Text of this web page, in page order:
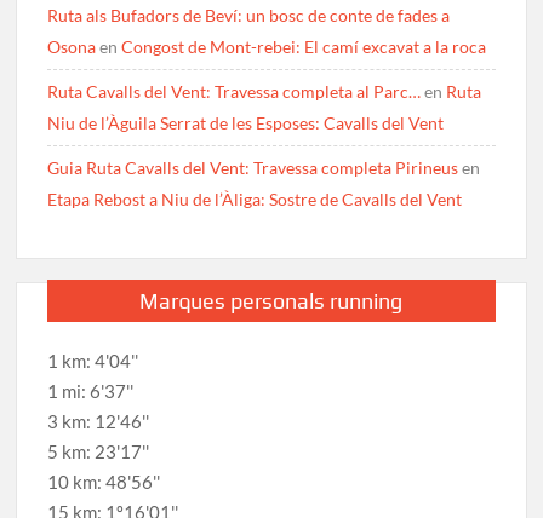
Ruta als Bufadors de Beví: un bosc de conte de fades a
OsonaenCongost de Mont-rebei: El camí excavat a la roca
Ruta Cavalls del Vent: Travessa completa al Parc…en Ruta
Niu de l’Àguila Serrat de les Esposes: Cavalls del Vent
Guia Ruta Cavalls del Vent: Travessa completa Pirineusen
Etapa Rebost a Niu de l’Àliga: Sostre de Cavalls del Vent
Marques personals running
1 km: 4'04''
1 mi: 6'37''
3 km: 12'46''
5 km: 23'17''
10 km: 48'56''
15 km: 1º16'01''